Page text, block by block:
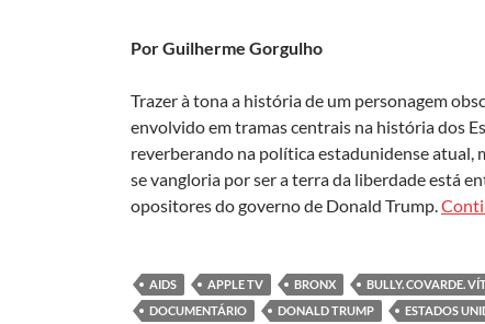
Por Guilherme Gorgulho
Trazer à tona a história de um personagem
envolvido em tramas centrais na história dos
reverberando na política estadunidense atual,
se vangloria por ser a terra da liberdade está
opositores do governo de Donald Trump.
AIDS APPLE TV BRONX BULLY. COVARDE.
DOCUMENTÁRIO
DONALD TRUMP ESTADOS